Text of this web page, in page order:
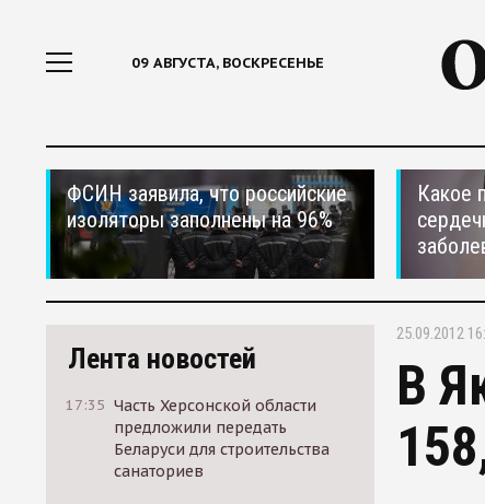
09 АВГУСТА, ВОСКРЕСЕНЬЕ
ФСИН заявила, что российские
изоляторы заполнены на 96%
Какое
Лента новостей
17:35 Часть Херсонской области
предложили передать
Беларуси для строительства
санаториев
25.09.2012
В